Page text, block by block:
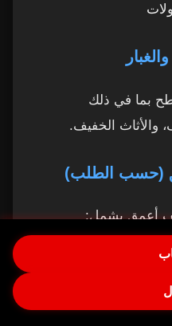
بما في ذلك
والأثاث الخفيف.
أعمق يشمل: